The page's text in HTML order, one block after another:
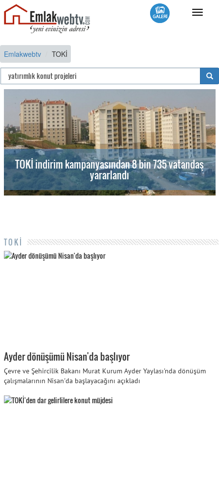
Toggle
Emlakwebtv TOKİ
TOKİ indirim kampanyasından 8 bin 735 vatandaş
yararlandı
TOKİ
Ayder dönüşümü Nisan'da başlıyor
Çevre ve Şehircilik Bakanı Murat Kurum Ayder Yaylası'nda dönüşüm
çalışmalarının Nisan'da başlayacağını açıkladı